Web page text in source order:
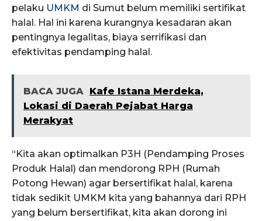
pelaku UMKM di Sumut belum memiliki sertifikat
halal. Hal ini karena kurangnya kesadaran akan
pentingnya legalitas, biaya serrifikasi dan
efektivitas pendamping halal.
BACA JUGA Kafe Istana Merdeka,
Lokasi di Daerah Pejabat Harga
Merakyat
“Kita akan optimalkan P3H (Pendamping Proses
Produk Halal) dan mendorong RPH (Rumah
Potong Hewan) agar bersertifikat halal, karena
tidak sedikit UMKM kita yang bahannya dari RPH
yang belum bersertifikat, kita akan dorong ini